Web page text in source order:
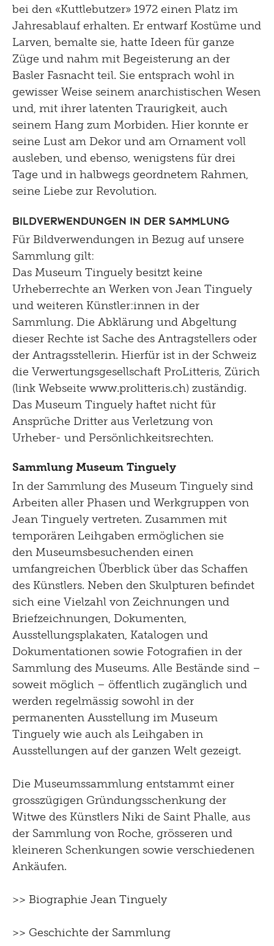
bei den «Kuttlebutzer» 1972 einen Platz im
Jahresablauf erhalten. Er entwarf Kostüme und
Larven, bemalte sie, hatte Ideen für ganze
Züge und nahm mit Begeisterung an der
Basler Fasnacht teil. Sie entsprach wohl in
gewisser Weise seinem anarchistischen Wesen
und, mit ihrer latenten Traurigkeit, auch
seinem Hang zum Morbiden. Hier konnte er
seine Lust am Dekor und am Ornament voll
ausleben, und ebenso, wenigstens für drei
Tage und in halbwegs geordnetem Rahmen,
seine Liebe zur Revolution.
Bildverwendungen in der Sammlung
Für Bildverwendungen in Bezug auf unsere
Sammlung gilt:
Das Museum Tinguely besitzt keine
Urheberrechte an Werken von Jean Tinguely
und weiteren Künstler:innen in der
Sammlung. Die Abklärung und Abgeltung
dieser Rechte ist Sache des Antragstellers oder
der Antragsstellerin. Hierfür ist in der Schweiz
die Verwertungsgesellschaft ProLitteris, Zürich
(link Webseite www.prolitteris.ch) zuständig.
Das Museum Tinguely haftet nicht für
Ansprüche Dritter aus Verletzung von
Urheber- und Persönlichkeitsrechten.
Sammlung Museum Tinguely
In der Sammlung des Museum Tinguely sind
Arbeiten aller Phasen und Werkgruppen von
Jean Tinguely vertreten. Zusammen mit
temporären Leihgaben ermöglichen sie
den Museumsbesuchenden einen
umfangreichen Überblick über das Schaffen
des Künstlers. Neben den Skulpturen befindet
sich eine Vielzahl von Zeichnungen und
Briefzeichnungen, Dokumenten,
Ausstellungsplakaten, Katalogen und
Dokumentationen sowie Fotografien in der
Sammlung des Museums. Alle Bestände sind –
soweit möglich – öffentlich zugänglich und
werden regelmässig sowohl in der
permanenten Ausstellung im Museum
Tinguely wie auch als Leihgaben in
Ausstellungen auf der ganzen Welt gezeigt.
Die Museumssammlung entstammt einer
grosszügigen Gründungsschenkung der
Witwe des Künstlers Niki de Saint Phalle, aus
der Sammlung von Roche, grösseren und
kleineren Schenkungen sowie verschiedenen
Ankäufen.
>> Biographie Jean Tinguely
>> Geschichte der Sammlung